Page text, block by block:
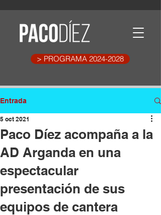
> PROGRAMA 2024-2028
Entrada
Paco Díez acompaña a la
AD Arganda en una
espectacular
presentación de sus
equipos de cantera
5 oct 2021